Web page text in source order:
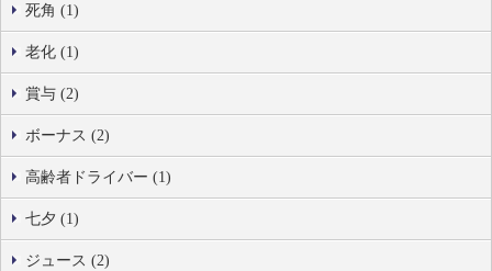
死角 (1)
老化 (1)
賞与 (2)
ボーナス (2)
高齢者ドライバー (1)
七夕 (1)
ジュース (2)